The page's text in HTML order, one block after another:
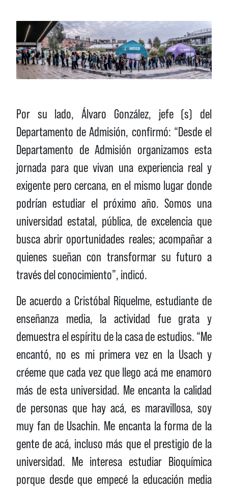
Por su lado, Álvaro González, jefe (s) del
Departamento de Admisión, confirmó: “Desde el
Departamento de Admisión organizamos esta
jornada para que vivan una experiencia real y
exigente pero cercana, en el mismo lugar donde
podrían estudiar el próximo año. Somos una
universidad estatal, pública, de excelencia que
busca abrir oportunidades reales; acompañar a
quienes sueñan con transformar su futuro a
través del conocimiento”, indicó.
De acuerdo a Cristóbal Riquelme, estudiante de
enseñanza media, la actividad fue grata y
demuestra el espíritu de la casa de estudios. “Me
encantó, no es mi primera vez en la Usach y
créeme que cada vez que llego acá me enamoro
más de esta universidad. Me encanta la calidad
de personas que hay acá, es maravillosa, soy
muy fan de Usachin. Me encanta la forma de la
gente de acá, incluso más que el prestigio de la
universidad. Me interesa estudiar Bioquímica
porque desde que empecé la educación media